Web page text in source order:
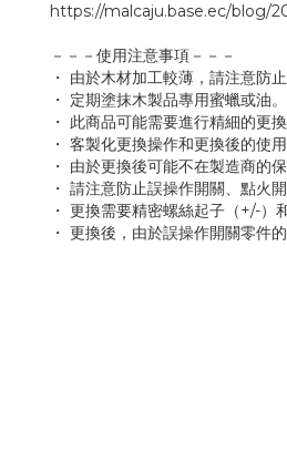
https://malcaju.base.ec/blog/
－－－使用注意事項－－－
・ 由於木材加工較薄，請注意防
・ 定期塗抹木製品專用蜜蠟或油。
・ 此商品可能需要進行精細的更
・ 客製化更換操作和更換後的使用
・ 由於更換後可能不在製造商的
・ 請注意防止誤操作開關、點火
・ 更換需要精密螺絲起子（+/-）
・ 更換後，由於誤操作開關零件